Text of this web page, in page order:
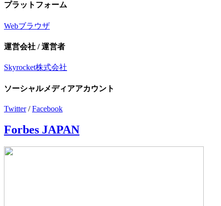
プラットフォーム
Webブラウザ
運営会社 / 運営者
Skyrocket株式会社
ソーシャルメディアアカウント
Twitter/Facebook
Forbes JAPAN